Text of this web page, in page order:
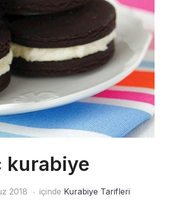
kurabiye
2018 içinde Kurabiye Tarifleri